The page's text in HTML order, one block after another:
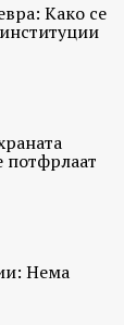
Како се
потфрлаат
Нема